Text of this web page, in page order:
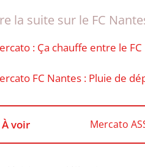
la suite sur le FC
: Ça chauffe entre le
FC Nantes : Pluie de
À voir Mercato